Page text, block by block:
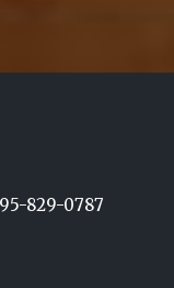
居酒屋
829-0787